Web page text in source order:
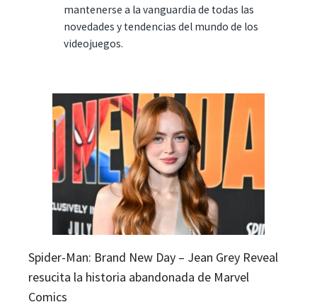
mantenerse a la vanguardia de todas las
novedades y tendencias del mundo de los
videojuegos.
Spider-Man: Brand New Day – Jean Grey Reveal
resucita la historia abandonada de Marvel
Comics